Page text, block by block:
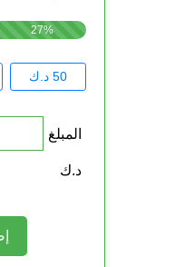
27%
50 د.ك
المبلغ
د.ك